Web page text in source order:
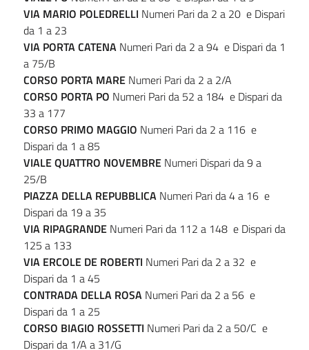
VIA MARIO POLEDRELLI Numeri Pari da 2 a 20 e Dispari
da 1 a 23
VIA PORTA CATENA Numeri Pari da 2 a 94 e Dispari da 1
a 75/B
CORSO PORTA MARE Numeri Pari da 2 a 2/A
CORSO PORTA PO Numeri Pari da 52 a 184 e Dispari da
33 a 177
CORSO PRIMO MAGGIO Numeri Pari da 2 a 116 e
Dispari da 1 a 85
VIALE QUATTRO NOVEMBRE Numeri Dispari da 9 a
25/B
PIAZZA DELLA REPUBBLICA Numeri Pari da 4 a 16 e
Dispari da 19 a 35
VIA RIPAGRANDE Numeri Pari da 112 a 148 e Dispari da
125 a 133
VIA ERCOLE DE ROBERTI Numeri Pari da 2 a 32 e
Dispari da 1 a 45
CONTRADA DELLA ROSA Numeri Pari da 2 a 56 e
Dispari da 1 a 25
CORSO BIAGIO ROSSETTI Numeri Pari da 2 a 50/C e
Dispari da 1/A a 31/G